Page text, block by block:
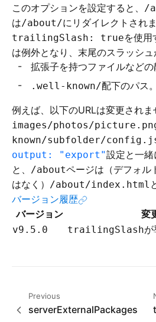
このオプションを設定すると、 /
は/about/にリダイレクトされま
trailingSlash: trueを使用
は例外となり、末尾のスラッシュ
拡張子を持つファイルなどの
.well-known/配下のパス。
例えば、以下のURLは変更されま
images/photos/
known/subfolder/
output: "export"設定と一緒
と、 /aboutページは（デフォル
はなく） /about/index.html
バージョン履歴
バージョン
変
v9.5.0 trailingSlashが
Previous
serverExternalPackages